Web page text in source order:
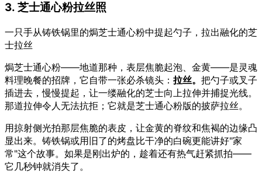
3. 芝士通心粉拉丝照
一只手从铸铁锅里的焗芝士通心粉中提起勺子，拉出融化的芝
士拉丝
焗芝士通心粉——地道那种，表层焦脆起泡、金黄——是灵魂
料理晚餐的招牌，它自带一张必杀镜头： 拉丝。 把勺子或叉子
插进去，慢慢提起，让一缕融化的芝士向上拉伸并捕捉光线。
那道拉伸令人无法抗拒；它就是芝士通心粉版的披萨拉丝。
用掠射侧光拍那层焦脆的表皮，让金黄的脊纹和焦褐的边缘凸
显出来。铸铁锅或用旧了的烤盘比干净的白碗更能讲好"家
常"这个故事。如果是刚出炉的，趁着还有热气赶紧抓拍——
它几秒钟就消失了。